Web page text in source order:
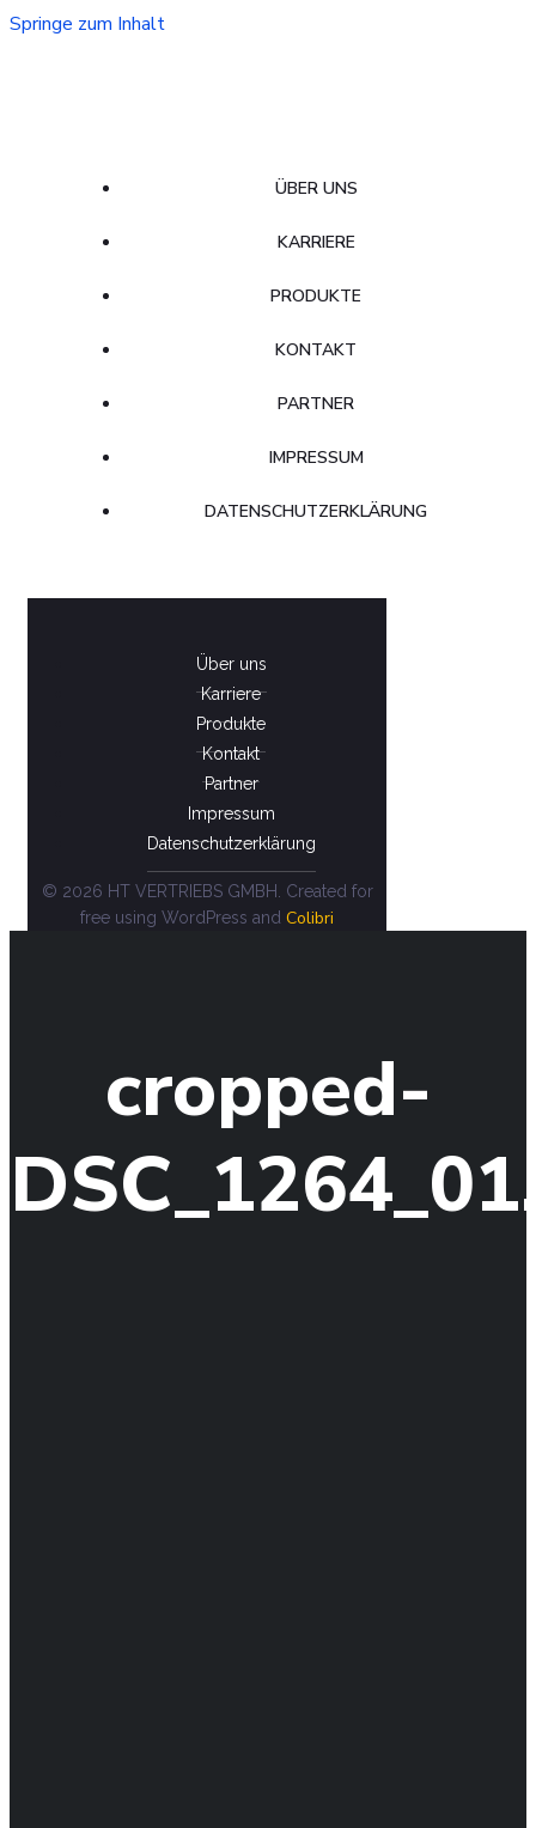
Springe zum Inhalt
ÜBER UNS
KARRIERE
PRODUKTE
KONTAKT
PARTNER
IMPRESSUM
DATENSCHUTZERKLÄRUNG
Über uns
Karriere
Produkte
Kontakt
Partner
Impressum
Datenschutzerklärung
© 2026 HT VERTRIEBS GMBH. Created for
free using WordPress and Colibri
cropped-